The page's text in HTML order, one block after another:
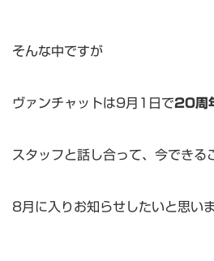
そんな中ですが
ヴァンチャットは9月1日で20周
スタッフと話し合って、今できる
8月に入りお知らせしたいと思いま